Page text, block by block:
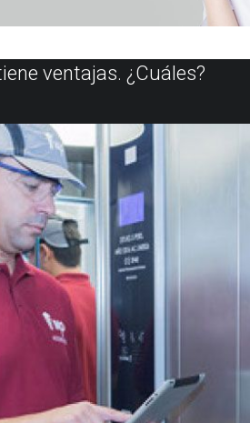
ventajas. ¿Cuáles?